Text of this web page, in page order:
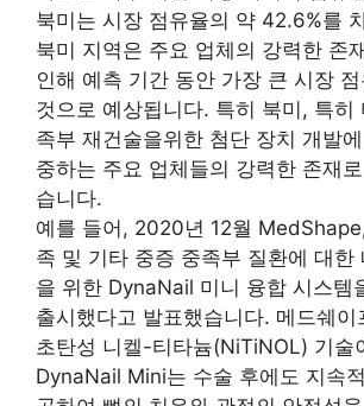
북미는 시장 점유율의 약 42.6%를
북미 지역은 주요 업체의 강력한 존
인해 예측 기간 동안 가장 큰 시장
것으로 예상됩니다. 특히 북미, 특히
족부 재건술을위한 첨단 장치 개발
중하는 주요 업체들의 강력한 존재
습니다.
예를 들어, 2020년 12월
족 및 기타 중증 중족부 질환에 대한
을 위한 DynaNail 미니 융합 시스템
출시했다고 발표했습니다. 메드쉐이
초탄성 니켈-티타늄(NiTiNOL) 기술
DynaNail Mini는 수술 후에도 지속